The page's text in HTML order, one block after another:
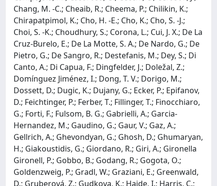
Chang, M. -C.; Cheaib, R.; Cheema, P.; Chilikin, K.;
Chirapatpimol, K.; Cho, H. -E.; Cho, K.; Cho, S. -J.;
Choi, S. -K.; Choudhury, S.; Corona, L.; Cui, J. X.; De La
Cruz-Burelo, E.; De La Motte, S. A.; De Nardo, G.; De
Pietro, G.; De Sangro, R.; Destefanis, M.; Dey, S.; Di
Canto, A.; Di Capua, F.; Dingfelder, J.; Doležal, Z.;
Domínguez Jiménez, I.; Dong, T. V.; Dorigo, M.;
Dossett, D.; Dugic, K.; Dujany, G.; Ecker, P.; Epifanov,
D.; Feichtinger, P.; Ferber, T.; Fillinger, T.; Finocchiaro,
G.; Forti, F.; Fulsom, B. G.; Gabrielli, A.; Garcia-
Hernandez, M.; Gaudino, G.; Gaur, V.; Gaz, A.;
Gellrich, A.; Ghevondyan, G.; Ghosh, D.; Ghumaryan,
H.; Giakoustidis, G.; Giordano, R.; Giri, A.; Gironella
Gironell, P.; Gobbo, B.; Godang, R.; Gogota, O.;
Goldenzweig, P.; Gradl, W.; Graziani, E.; Greenwald,
D.; Gruberová, Z.; Gudkova, K.; Haide, I.; Harris, C.;